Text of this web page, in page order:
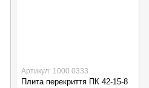
Артикул: 1000 0333
Плита перекриття ПК 42-15-8